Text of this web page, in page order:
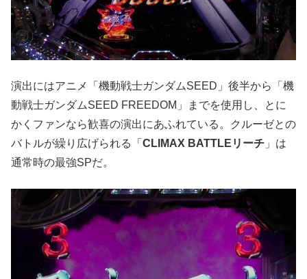
演出にはアニメ「機動戦士ガンダムSEED」後半から「機
動戦士ガンダムSEED FREEDOM」までを使用し、とに
かくファンなら歓喜の演出にあふれている。クルーゼとの
バトルが繰り広げられる「 CLIMAX BATTLEリーチ 」は
通常時の最強SPだ。